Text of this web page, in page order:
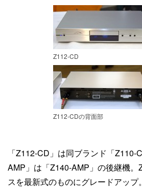
Z112-CD
Z112-CDの背面部
「Z112-CD」は同ブランド「Z110-
AMP」は「Z140-AMP」の後継機。
スを最新式のものにグレードアップ